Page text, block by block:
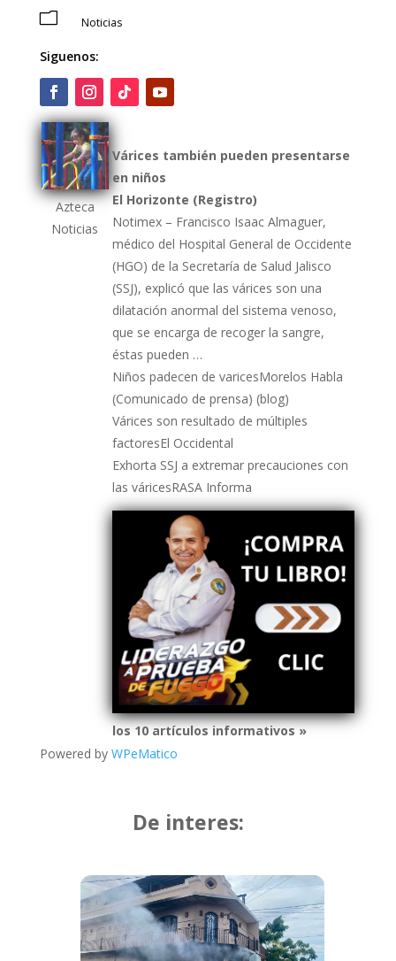
m Noticias
Siguenos:
Azteca
Noticias
Várices también pueden presentarse
en niños
El Horizonte (Registro)
Notimex – Francisco Isaac Almaguer,
médico del Hospital General de Occidente
(HGO) de la Secretaría de Salud Jalisco
(SSJ), explicó que las várices son una
dilatación anormal del sistema venoso,
que se encarga de recoger la sangre,
éstas pueden …
Niños padecen de varicesMorelos Habla
(Comunicado de prensa) (blog)
Várices son resultado de múltiples
factoresEl Occidental
Exhorta SSJ a extremar precauciones con
las váricesRASA Informa
los 10 artículos informativos »
Powered by WPeMatico
De interes: